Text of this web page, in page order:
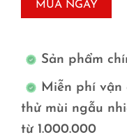
MUA NGAY
Sản phẩm
Miễn phí vận
thử mùi ngẫu
từ 1.000.000